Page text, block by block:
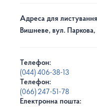
Адреса для
Вишневе, вул.
Телефон:
(044) 406-38-13
Телефон:
(066) 247-51-78
Електронна пошта: